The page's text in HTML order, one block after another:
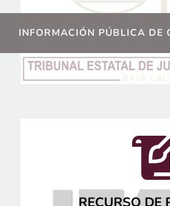
INFORMACIÓN PÚBLICA DE